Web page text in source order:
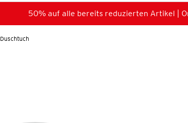
50% auf alle bereits reduzierten Artikel |
Duschtuch